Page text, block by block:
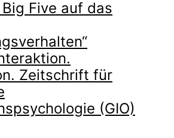
Five auf das
Zeitschrift für
(GIO)